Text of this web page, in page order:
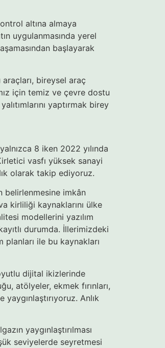
altına almaya
uygulanmasında yerel
başlayarak
bireysel araç
için temiz ve çevre dostu
yaptırmak birey
8 iken 2022 yılında
vasfı yüksek sanayi
olarak takip ediyoruz.
belirlenmesine imkân
kirliliği kaynaklarını ülke
modellerini yazılım
durumda. İllerimizdeki
planları ile bu kaynakları
dijital ikizlerinde
atölyeler, ekmek fırınları,
Anlık
yaygınlaştırılması
seviyelerde seyretmesi